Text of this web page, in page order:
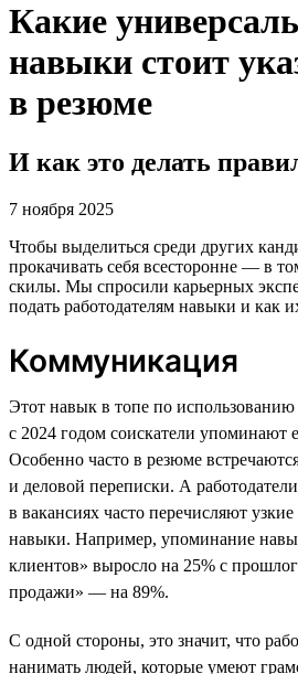
Какие
навыки стоит
в резюме
И как это делать
7 ноября 2025
Чтобы выделиться среди других
прокачивать себя всесторонне — в
скилы. Мы спросили карьерных
подать работодателям навыки и как
Коммуникация
Этот навык в топе по
с 2024 годом соискатели упоминают
Особенно часто в резюме
и деловой переписки. А
в вакансиях часто перечисляют
навыки. Например, упоминание
клиентов» выросло на 25% с
продажи» — на 89%.
С одной стороны, это значит, что
нанимать людей, которые умеют